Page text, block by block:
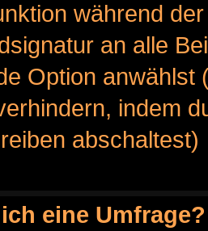
während
an alle
Option anwählst
indem
abschaltest)
eine Umfrage?